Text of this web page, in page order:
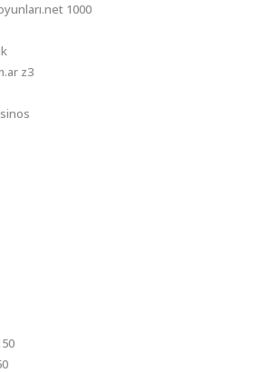
1000
z3